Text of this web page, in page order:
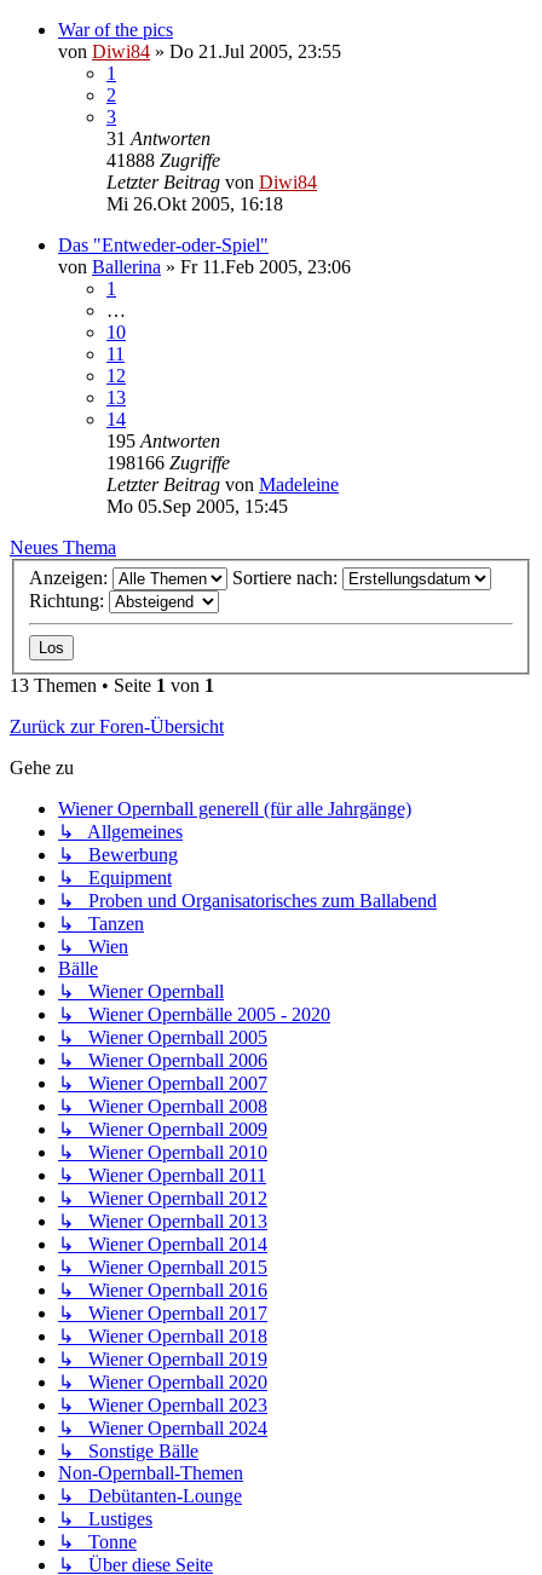
War of the pics
von Diwi84 » Do 21.Jul 2005, 23:55
1
2
3
31 Antworten
41888 Zugriffe
Letzter Beitrag von Diwi84
Mi 26.Okt 2005, 16:18
Das "Entweder-oder-Spiel"
von Ballerina » Fr 11.Feb 2005, 23:06
1
…
10
11
12
13
14
195 Antworten
198166 Zugriffe
Letzter Beitrag von Madeleine
Mo 05.Sep 2005, 15:45
Neues Thema
Anzeigen:
Sortiere nach:
Richtung:
13 Themen • Seite 1 von 1
Zurück zur Foren-Übersicht
Gehe zu
Wiener Opernball generell (für alle Jahrgänge)
↳ Allgemeines
↳ Bewerbung
↳ Equipment
↳ Proben und Organisatorisches zum Ballabend
↳ Tanzen
↳ Wien
Bälle
↳ Wiener Opernball
↳ Wiener Opernbälle 2005 - 2020
↳ Wiener Opernball 2005
↳ Wiener Opernball 2006
↳ Wiener Opernball 2007
↳ Wiener Opernball 2008
↳ Wiener Opernball 2009
↳ Wiener Opernball 2010
↳ Wiener Opernball 2011
↳ Wiener Opernball 2012
↳ Wiener Opernball 2013
↳ Wiener Opernball 2014
↳ Wiener Opernball 2015
↳ Wiener Opernball 2016
↳ Wiener Opernball 2017
↳ Wiener Opernball 2018
↳ Wiener Opernball 2019
↳ Wiener Opernball 2020
↳ Wiener Opernball 2023
↳ Wiener Opernball 2024
↳ Sonstige Bälle
Non-Opernball-Themen
↳ Debütanten-Lounge
↳ Lustiges
↳ Tonne
↳ Über diese Seite